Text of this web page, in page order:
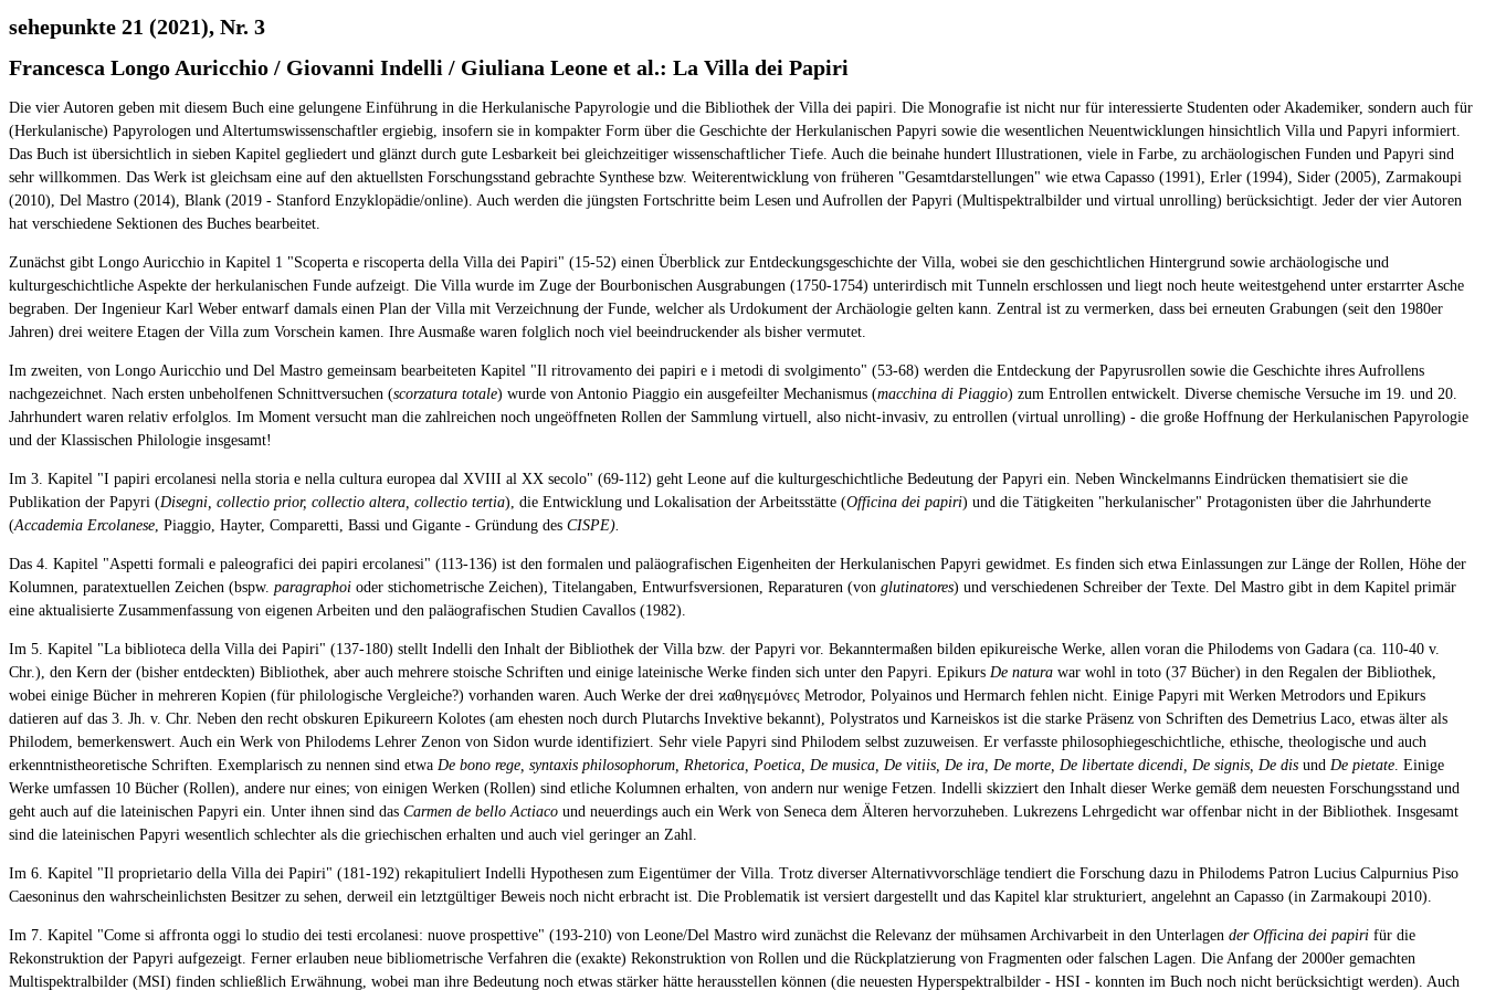
sehepunkte 21 (2021), Nr. 3
Francesca Longo Auricchio / Giovanni Indelli / Giuliana Leone et al.: La Villa dei Papiri
Die vier Autoren geben mit diesem Buch eine gelungene Einführung in die Herkulanische Papyrologie und die Bibliothek der Villa dei papiri. Die Monografie ist nicht nur für interessierte Studenten oder Akademiker, sondern auch für
(Herkulanische) Papyrologen und Altertumswissenschaftler ergiebig, insofern sie in kompakter Form über die Geschichte der Herkulanischen Papyri sowie die wesentlichen Neuentwicklungen hinsichtlich Villa und Papyri informiert.
Das Buch ist übersichtlich in sieben Kapitel gegliedert und glänzt durch gute Lesbarkeit bei gleichzeitiger wissenschaftlicher Tiefe. Auch die beinahe hundert Illustrationen, viele in Farbe, zu archäologischen Funden und Papyri sind
sehr willkommen. Das Werk ist gleichsam eine auf den aktuellsten Forschungsstand gebrachte Synthese bzw. Weiterentwicklung von früheren "Gesamtdarstellungen" wie etwa Capasso (1991), Erler (1994), Sider (2005), Zarmakoupi
(2010), Del Mastro (2014), Blank (2019 - Stanford Enzyklopädie/online). Auch werden die jüngsten Fortschritte beim Lesen und Aufrollen der Papyri (Multispektralbilder und virtual unrolling) berücksichtigt. Jeder der vier Autoren
hat verschiedene Sektionen des Buches bearbeitet.
Zunächst gibt Longo Auricchio in Kapitel 1 "Scoperta e riscoperta della Villa dei Papiri" (15-52) einen Überblick zur Entdeckungsgeschichte der Villa, wobei sie den geschichtlichen Hintergrund sowie archäologische und
kulturgeschichtliche Aspekte der herkulanischen Funde aufzeigt. Die Villa wurde im Zuge der Bourbonischen Ausgrabungen (1750-1754) unterirdisch mit Tunneln erschlossen und liegt noch heute weitestgehend unter erstarrter Asche
begraben. Der Ingenieur Karl Weber entwarf damals einen Plan der Villa mit Verzeichnung der Funde, welcher als Urdokument der Archäologie gelten kann. Zentral ist zu vermerken, dass bei erneuten Grabungen (seit den 1980er
Jahren) drei weitere Etagen der Villa zum Vorschein kamen. Ihre Ausmaße waren folglich noch viel beeindruckender als bisher vermutet.
Im zweiten, von Longo Auricchio und Del Mastro gemeinsam bearbeiteten Kapitel "Il ritrovamento dei papiri e i metodi di svolgimento" (53-68) werden die Entdeckung der Papyrusrollen sowie die Geschichte ihres Aufrollens
nachgezeichnet. Nach ersten unbeholfenen Schnittversuchen (scorzatura totale) wurde von Antonio Piaggio ein ausgefeilter Mechanismus (macchina di Piaggio) zum Entrollen entwickelt. Diverse chemische Versuche im 19. und 20.
Jahrhundert waren relativ erfolglos. Im Moment versucht man die zahlreichen noch ungeöffneten Rollen der Sammlung virtuell, also nicht-invasiv, zu entrollen (virtual unrolling) - die große Hoffnung der Herkulanischen Papyrologie
und der Klassischen Philologie insgesamt!
Im 3. Kapitel "I papiri ercolanesi nella storia e nella cultura europea dal XVIII al XX secolo" (69-112) geht Leone auf die kulturgeschichtliche Bedeutung der Papyri ein. Neben Winckelmanns Eindrücken thematisiert sie die
Publikation der Papyri (Disegni, collectio prior, collectio altera, collectio tertia), die Entwicklung und Lokalisation der Arbeitsstätte (Officina dei papiri) und die Tätigkeiten "herkulanischer" Protagonisten über die Jahrhunderte
(Accademia Ercolanese , Piaggio, Hayter, Comparetti, Bassi und Gigante - Gründung des CISPE).
Das 4. Kapitel "Aspetti formali e paleografici dei papiri ercolanesi" (113-136) ist den formalen und paläografischen Eigenheiten der Herkulanischen Papyri gewidmet. Es finden sich etwa Einlassungen zur Länge der Rollen, Höhe der
Kolumnen, paratextuellen Zeichen (bspw. paragraphoi oder stichometrische Zeichen), Titelangaben, Entwurfsversionen, Reparaturen (von glutinatores) und verschiedenen Schreiber der Texte. Del Mastro gibt in dem Kapitel primär
eine aktualisierte Zusammenfassung von eigenen Arbeiten und den paläografischen Studien Cavallos (1982).
Im 5. Kapitel "La biblioteca della Villa dei Papiri" (137-180) stellt Indelli den Inhalt der Bibliothek der Villa bzw. der Papyri vor. Bekanntermaßen bilden epikureische Werke, allen voran die Philodems von Gadara (ca. 110-40 v.
Chr.), den Kern der (bisher entdeckten) Bibliothek, aber auch mehrere stoische Schriften und einige lateinische Werke finden sich unter den Papyri. Epikurs De natura war wohl in toto (37 Bücher) in den Regalen der Bibliothek,
wobei einige Bücher in mehreren Kopien (für philologische Vergleiche?) vorhanden waren. Auch Werke der drei ϰαθηγεμόνες Metrodor, Polyainos und Hermarch fehlen nicht. Einige Papyri mit Werken Metrodors und Epikurs
datieren auf das 3. Jh. v. Chr. Neben den recht obskuren Epikureern Kolotes (am ehesten noch durch Plutarchs Invektive bekannt), Polystratos und Karneiskos ist die starke Präsenz von Schriften des Demetrius Laco, etwas älter als
Philodem, bemerkenswert. Auch ein Werk von Philodems Lehrer Zenon von Sidon wurde identifiziert. Sehr viele Papyri sind Philodem selbst zuzuweisen. Er verfasste philosophiegeschichtliche, ethische, theologische und auch
erkenntnistheoretische Schriften. Exemplarisch zu nennen sind etwa De bono rege, syntaxis philosophorum, Rhetorica, Poetica, De musica, De vitiis, De ira, De morte, De libertate dicendi, De signis, De dis und De pietate . Einige
Werke umfassen 10 Bücher (Rollen), andere nur eines; von einigen Werken (Rollen) sind etliche Kolumnen erhalten, von andern nur wenige Fetzen. Indelli skizziert den Inhalt dieser Werke gemäß dem neuesten Forschungsstand und
geht auch auf die lateinischen Papyri ein. Unter ihnen sind das Carmen de bello Actiaco und neuerdings auch ein Werk von Seneca dem Älteren hervorzuheben. Lukrezens Lehrgedicht war offenbar nicht in der Bibliothek. Insgesamt
sind die lateinischen Papyri wesentlich schlechter als die griechischen erhalten und auch viel geringer an Zahl.
Im 6. Kapitel "Il proprietario della Villa dei Papiri" (181-192) rekapituliert Indelli Hypothesen zum Eigentümer der Villa. Trotz diverser Alternativvorschläge tendiert die Forschung dazu in Philodems Patron Lucius Calpurnius Piso
Caesoninus den wahrscheinlichsten Besitzer zu sehen, derweil ein letztgültiger Beweis noch nicht erbracht ist. Die Problematik ist versiert dargestellt und das Kapitel klar strukturiert, angelehnt an Capasso (in Zarmakoupi 2010).
Im 7. Kapitel "Come si affronta oggi lo studio dei testi ercolanesi: nuove prospettive" (193-210) von Leone/Del Mastro wird zunächst die Relevanz der mühsamen Archivarbeit in den Unterlagen der Officina dei papiri für die
Rekonstruktion der Papyri aufgezeigt. Ferner erlauben neue bibliometrische Verfahren die (exakte) Rekonstruktion von Rollen und die Rückplatzierung von Fragmenten oder falschen Lagen. Die Anfang der 2000er gemachten
Multispektralbilder (MSI) finden schließlich Erwähnung, wobei man ihre Bedeutung noch etwas stärker hätte herausstellen können (die neuesten Hyperspektralbilder - HSI - konnten im Buch noch nicht berücksichtigt werden). Auch